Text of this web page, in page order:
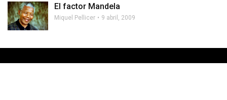
El factor Mandela
Miquel Pellicer 9 abril, 2009